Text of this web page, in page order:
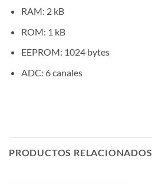
RAM: 2 kB
ROM: 1 kB
EEPROM: 1024 bytes
ADC: 6 canales
PRODUCTOS RELACIONADOS